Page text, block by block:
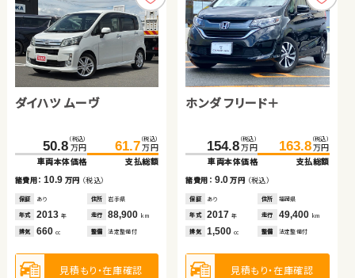
ダイハツ ムーヴ
50.8 （税込）
万円
車両本体価格
61.7 （税込）
万円
支払総額
諸費用：10.9 万円 （税込）
保証 あり 住所 岩手県
年式 2013 年 走行 88,900 km
排気 660 cc 整備 法定整備付
見積もり・在庫確認
ホンダ フリード＋
154.8 （税込）
万円
車両本体価格
163.8 （税込）
万円
支払総額
諸費用： 9.0万円 （税込）
保証 あり 住所 福岡県
年式 2017年 走行 49,400 km
排気 1,500cc 整備 法定整備付
見積もり・在庫確認
日産 セレナ
97.0万円
車両本体価格
諸費用：12.8万円 （税込）
保証 あり 住所 岡山県
排気 2,000cc 整備 法定整備付
トヨタ ルーミー
180.1万円
車両本体価格
諸費用：9.3 万円 （税込）
保証 なし 住所 埼玉県
排気 1,000cc 整備 なし
トヨタ ヴェルファイア ハ
635.0 （税込）
万円
車両本体価格
646.8 （税込）
万円
支払総額
諸費用：11.8 万円 （税込）
保証 あり 住所 熊本県
年式 2024 年 走行 42,700 km
排気 2,500 整備 法定整備付
見積もり・在庫確認
スズキ ジムニー
164.7 （税込）
万円
車両本体価格
169.3 （税込）
万円
支払総額
諸費用： 4.6万円 （税込）
保証 なし 住所 岡山県
年式 2019年 走行 39,900 km
排気 660cc 整備 法定整備付
見積もり・在庫確認